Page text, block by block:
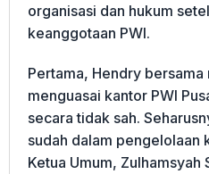
organisasi dan hukum
keanggotaan PWI.
Pertama, Hendry
menguasai kantor PWI
secara tidak sah.
sudah dalam pengelolaan
Ketua Umum, Zulhamsyah